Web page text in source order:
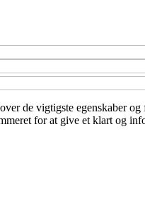
de vigtigste egenskaber og
for at give et klart og